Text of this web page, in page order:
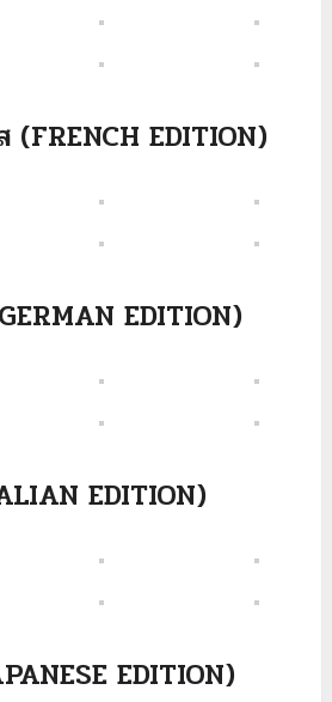
(FRENCH EDITION)
EDITION)
EDITION)
EDITION)